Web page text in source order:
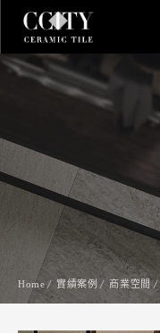
Home 實績案例 商業空間